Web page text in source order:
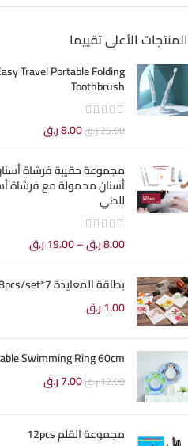
المنتجات الأعلى تقييما
Travel Portable Folding
Toothbrush
25.00ر.ق8.00ر.ق
مجموعة حقيبة فرشاة
أسنان محمولة مع فرشاة
للطي
8.00ر.ق–
19.00ر.ق
بطاقة المعايدة 7*17cm 168pcs/set
1.00ر.ق
Swimming Ring 60cm
12.00ر.ق7.00ر.ق
مجموعة القلم 12pcs